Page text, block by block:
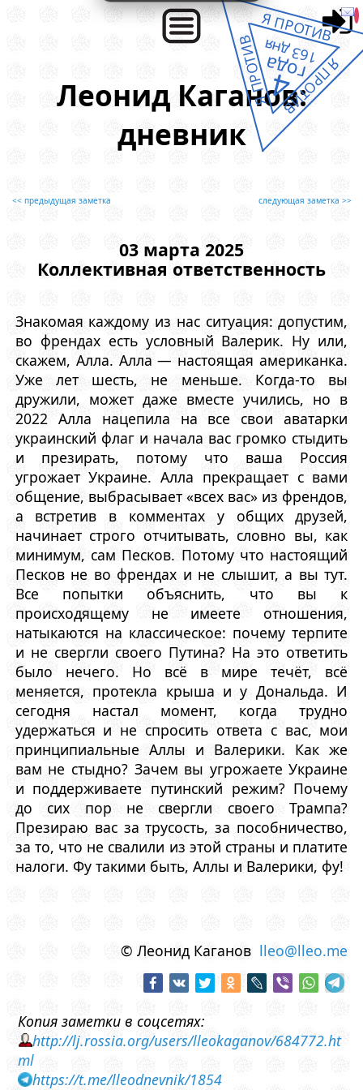
Леонид Каганов:
дневник
<< предыдущая заметка следующая заметка >>
03 марта 2025
Коллективная ответственность
Знакомая каждому из нас ситуация: допустим,
во френдах есть условный Валерик. Ну или,
скажем, Алла. Алла — настоящая американка.
Уже лет шесть, не меньше. Когда-то вы
дружили, может даже вместе учились, но в
2022 Алла нацепила на все свои аватарки
украинский флаг и начала вас громко стыдить
и презирать, потому что ваша Россия
угрожает Украине. Алла прекращает с вами
общение, выбрасывает «всех вас» из френдов,
а встретив в комментах у общих друзей,
начинает строго отчитывать, словно вы, как
минимум, сам Песков. Потому что настоящий
Песков не во френдах и не слышит, а вы тут.
Все попытки объяснить, что вы к
происходящему не имеете отношения,
натыкаются на классическое: почему терпите
и не свергли своего Путина? На это ответить
было нечего. Но всё в мире течёт, всё
меняется, протекла крыша и у Дональда. И
сегодня настал момент, когда трудно
удержаться и не спросить ответа с вас, мои
принципиальные Аллы и Валерики. Как же
вам не стыдно? Зачем вы угрожаете Украине
и поддерживаете путинский режим? Почему
до сих пор не свергли своего Трампа?
Презираю вас за трусость, за пособничество,
за то, что не свалили из этой страны и платите
налоги. Фу такими быть, Аллы и Валерики, фу!
© Леонид Каганов lleo@lleo.me
Копия заметки в соцсетях:
http://lj.rossia.org/users/lleokaganov/684772.ht
ml
https://t.me/lleodnevnik/1854
Я ПРОТИВ
Я ПРОТИВ
Я ПРОТИВ
4
года
163 дня